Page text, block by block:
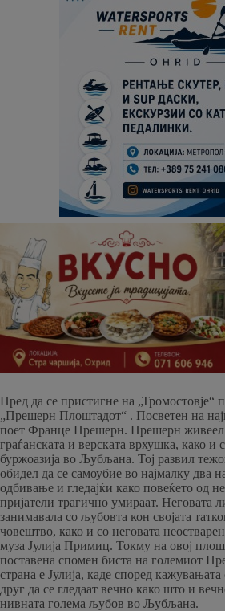
Пред да се пристигне на „Тромостовје“
„Прешерн Плоштадот“ . Посветен на
поет Франце Прешерн. Прешерн живеел
граѓанската и верската врхушка, како и
буржоазија во Љубљана. Тој развил
обидел да се самоубие во најмалку два
одбивање и гледајќи како повеќето од
пријатели трагично умираат. Неговата
занимавала со љубовта кон својата
човештво, како и со неговата
муза Јулија Примиц. Токму на овој
поставена спомен биста на големиот
страна е Јулија, каде според
друг да се гледаат вечно како што и
нивната голема љубов во Љубљана.